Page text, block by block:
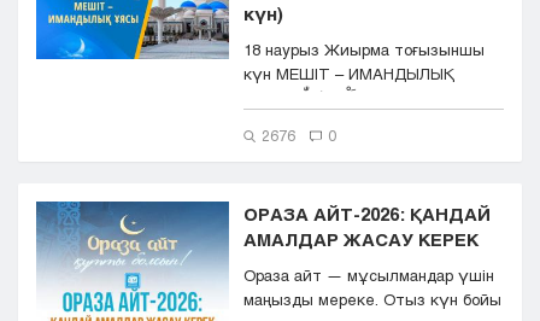
күн)
18 наурыз Жиырма тоғызыншы
күн МЕШІТ – ИМАНДЫЛЫҚ
2676 0
ОРАЗА АЙТ-2026: ҚАНДАЙ
АМАЛДАР ЖАСАУ КЕРЕК
Ораза айт — мұсылмандар үшін
маңызды мереке. Отыз күн бойы